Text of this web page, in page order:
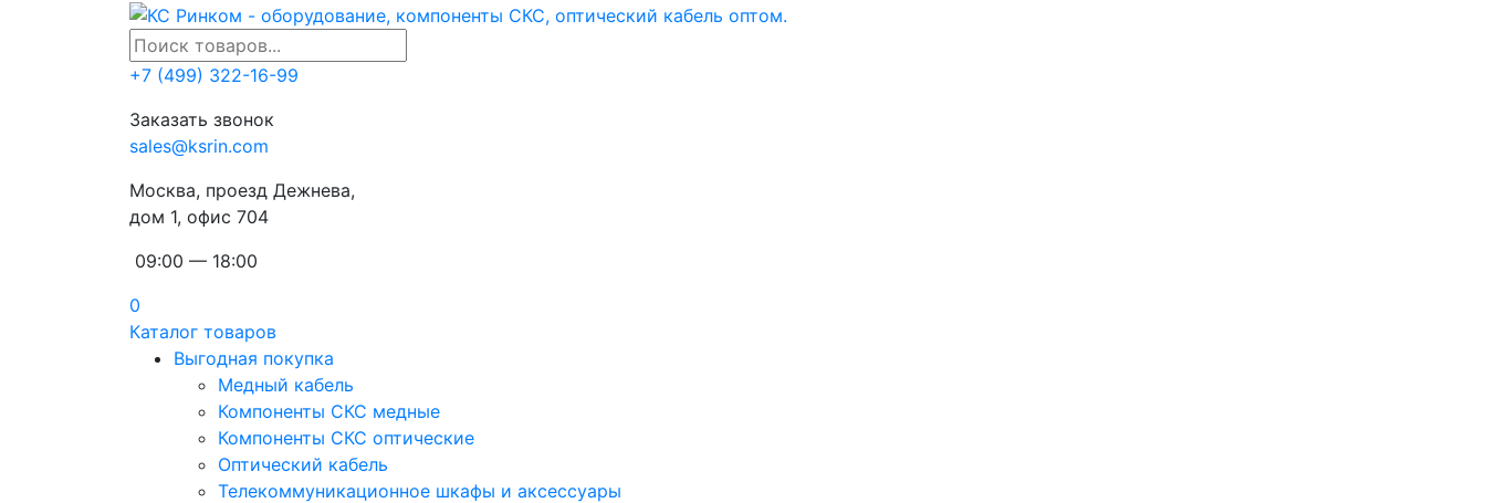
+7 (499) 322-16-99
Заказать звонок
sales@ksrin.com
Москва, проезд Дежнева,
дом 1, офис 704
09:00 — 18:00
0
Каталог товаров
Выгодная покупка
Медный кабель
Компоненты СКС медные
Компоненты СКС оптические
Оптический кабель
Телекоммуникационное шкафы и аксессуары